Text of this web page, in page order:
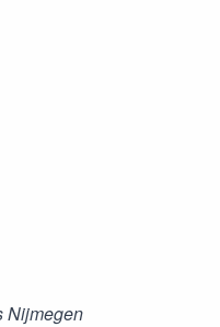
Nijmegen